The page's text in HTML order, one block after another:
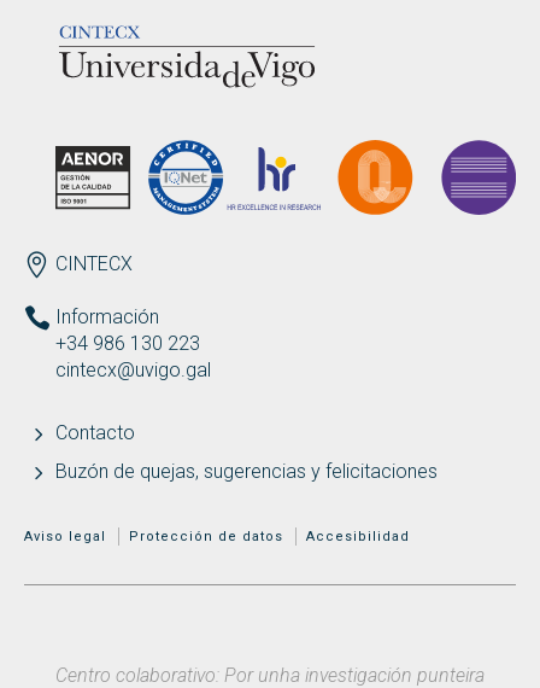
ENDEREZO ES
CINTECX
Información
+34 986 130 223
cintecx@uvigo.gal
Contacto
Buzón de quejas, sugerencias y felicitaciones
MENÚ ADICIONAL
Aviso legal Protección de datos Accesibilidad
Centro colaborativo: Por unha investigación punteira